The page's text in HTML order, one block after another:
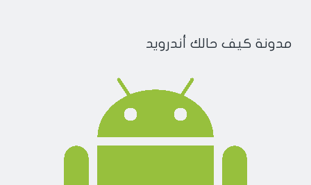
مدونة كيف حالك أندرويد